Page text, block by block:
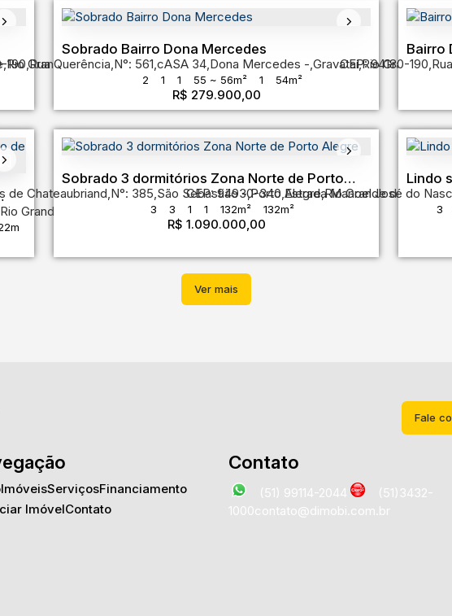
,Rio Grande do Sul
Sobrado Bairro Dona Mercedes
R$ 279.900,00
190,Rua Querência,N°: 561,cASA 34,Dona Mercedes ,Gravataí,Rio Grande do
2 1 1 55 ~ 56m² 1 54m²
Bairro
CEP: 94180-190,
Rio Grande do Sul
Sobrado 3 dormitórios Zona Norte de Porto
Alegre
R$ 1.090.000,00
de Chateaubriand,N°: 385,São Sebastião ,Porto Alegre,Rio Grande do Sul ,
3 3 1 1 132m² 132m²
Lindo
CEP: 94930-340,Estrada Manoel José do
3
Fale
ImóveisServiçosFinanciamento
ImóvelContato
Contato
(51) 99114-2044
(51)3432-
1000contato@dimobi.com.br